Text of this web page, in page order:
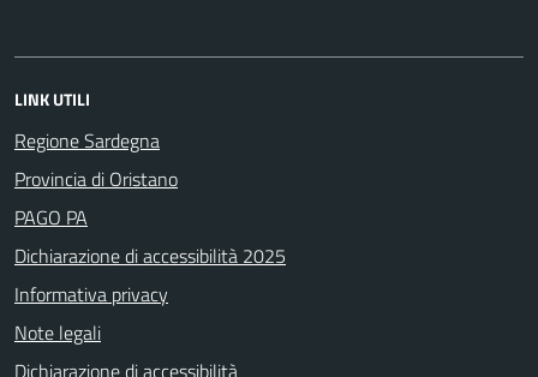
LINK UTILI
Regione Sardegna
Provincia di Oristano
PAGO PA
Dichiarazione di accessibilità 2025
Informativa privacy
Note legali
Dichiarazione di accessibilità